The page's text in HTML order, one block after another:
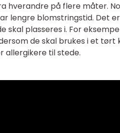
hverandre på flere måter.
lengre blomstringstid. Det
skal plasseres i. For
de skal brukes i et tørt
allergikere til stede.